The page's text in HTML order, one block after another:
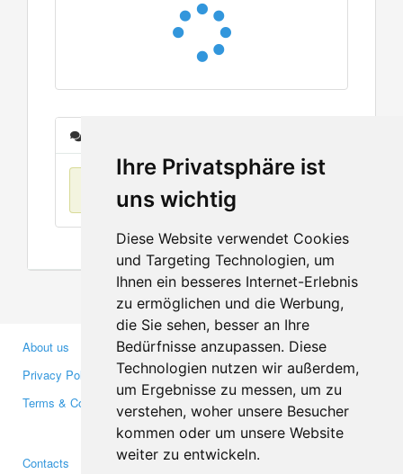
Ihre Privatsphäre ist
uns wichtig
Diese Website verwendet Cookies
und Targeting Technologien, um
Ihnen ein besseres Internet-Erlebnis
zu ermöglichen und die Werbung,
die Sie sehen, besser an Ihre
Bedürfnisse anzupassen. Diese
Technologien nutzen wir außerdem,
um Ergebnisse zu messen, um zu
verstehen, woher unsere Besucher
kommen oder um unsere Website
weiter zu entwickeln.
No items found
About us
Privacy Policy
Terms & Conditions
Business Partners
Investors
Media
Contacts
Facebook